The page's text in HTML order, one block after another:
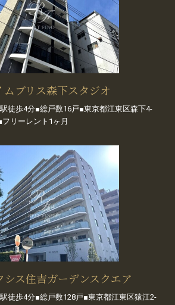
ムブリス森下スタジオ
徒歩4分■総戸数16戸■東京都江東区森下4-
リーレント1ヶ月
シス住吉ガーデンスクエア
徒歩4分■総戸数128戸■東京都江東区猿江2-